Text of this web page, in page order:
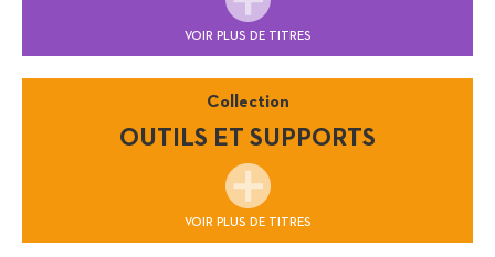
VOIR PLUS DE TITRES
Collection
OUTILS ET SUPPORTS
VOIR PLUS DE TITRES